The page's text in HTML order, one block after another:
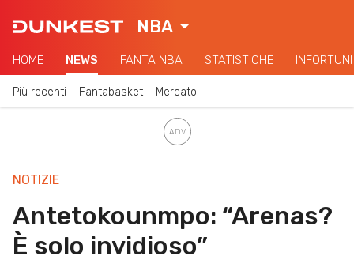
NBA
HOME NEWS FANTA NBA STATISTICHE INFORTUNI
Più recenti Fantabasket Mercato
NOTIZIE
Antetokounmpo: “Arenas?
È solo invidioso”